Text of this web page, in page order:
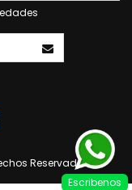
Reservados
Escribenos